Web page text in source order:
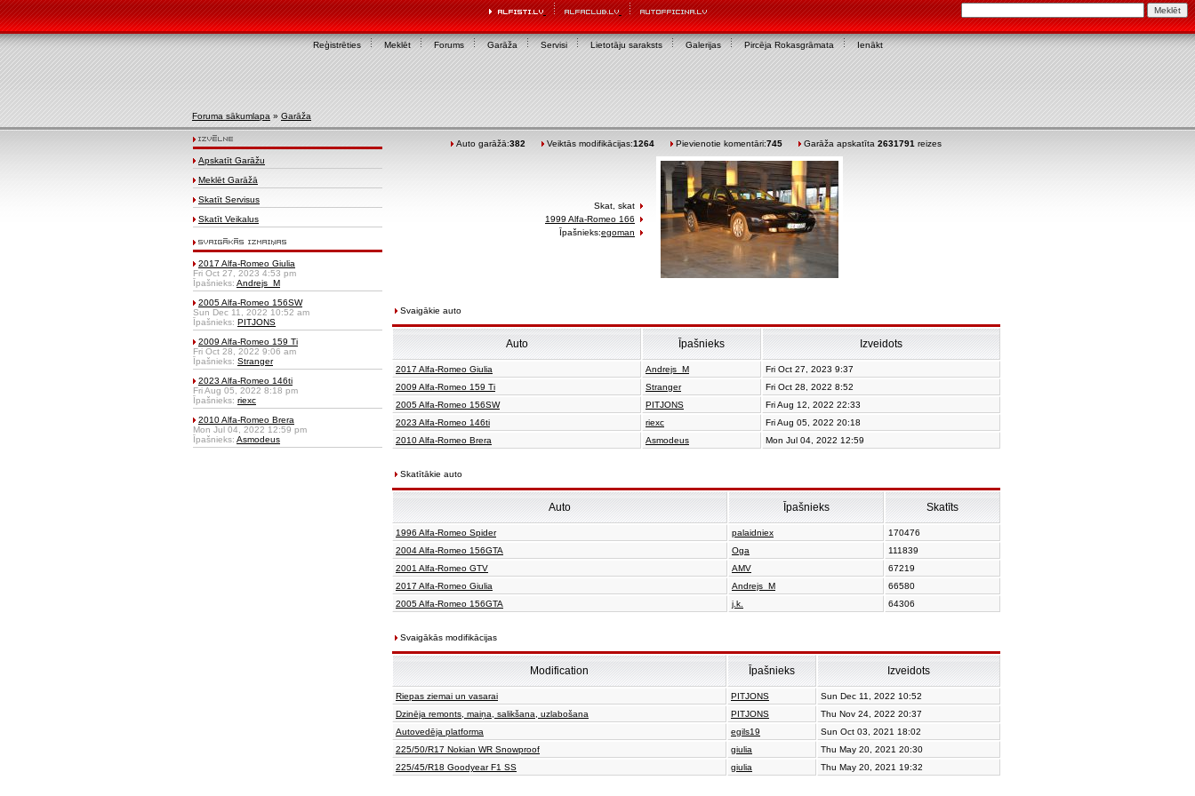
Reģistrēties Meklēt Forums Garāža Servisi Lietotāju saraksts Galerijas Pircēja Rokasgrāmata Ienākt
Foruma sākumlapa » Garāža
Apskatīt Garāžu
Meklēt Garāžā
Skatīt Servisus
Skatīt Veikalus
2017 Alfa-Romeo Giulia
Fri Oct 27, 2023 4:53 pm
Īpašnieks: Andrejs_M
2005 Alfa-Romeo 156SW
Sun Dec 11, 2022 10:52 am
Īpašnieks: PITJONS
2009 Alfa-Romeo 159 Ti
Fri Oct 28, 2022 9:06 am
Īpašnieks: Stranger
2023 Alfa-Romeo 146ti
Fri Aug 05, 2022 8:18 pm
Īpašnieks: riexc
2010 Alfa-Romeo Brera
Mon Jul 04, 2022 12:59 pm
Īpašnieks: Asmodeus
Auto garāžā:382 Veiktās modifikācijas:1264 Pievienotie komentāri:745 Garāža apskatīta 2631791 reizes
Skat, skat
1999 Alfa-Romeo 166
Īpašnieks:egoman
Svaigākie auto
Auto Īpašnieks Izveidots
2017 Alfa-Romeo Giulia Andrejs_M
Fri Oct 27, 2023 9:37
2009 Alfa-Romeo 159 Ti
Stranger
Fri Oct 28, 2022 8:52
2005 Alfa-Romeo 156SW
PITJONS
Fri Aug 12, 2022 22:33
2023 Alfa-Romeo 146ti
riexc
Fri Aug 05, 2022 20:18
2010 Alfa-Romeo Brera
Asmodeus Mon Jul 04, 2022 12:59
Skatītākie auto
Auto Īpašnieks Skatīts
1996 Alfa-Romeo Spider palaidniex
170476
2004 Alfa-Romeo 156GTA
Oga
111839
2001 Alfa-Romeo GTV
AMV
67219
2017 Alfa-Romeo Giulia
Andrejs_M
66580
2005 Alfa-Romeo 156GTA
j.k. 64306
Svaigākās modifikācijas
Modification Īpašnieks Izveidots
Riepas ziemai un vasarai PITJONS
Sun Dec 11, 2022 10:52
Dzinēja remonts, maiņa, salikšana, uzlabošana
PITJONS
Thu Nov 24, 2022 20:37
Autovedēja platforma
egils19
Sun Oct 03, 2021 18:02
225/50/R17 Nokian WR Snowproof
giulia
Thu May 20, 2021 20:30
225/45/R18 Goodyear F1 SS
giulia Thu May 20, 2021 19:32